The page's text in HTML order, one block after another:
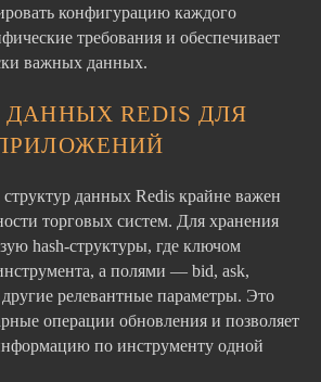
конфигурацию каждого
требования и обеспечивает
важных данных.
REDIS ДЛЯ
данных Redis крайне важен
торговых систем. Для хранения
hash-структуры, где ключом
а полями — bid, ask,
релевантные параметры. Это
операции обновления и позволяет
по инструменту одной